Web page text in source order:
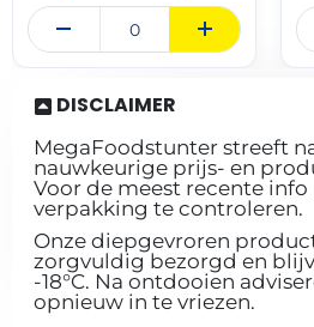
DISCLAIMER
MegaFoodstunter streeft
nauwkeurige prijs- en
Voor de meest recente info
verpakking te controleren.
Onze diepgevroren
zorgvuldig bezorgd en
-18°C. Na ontdooien
opnieuw in te vriezen.